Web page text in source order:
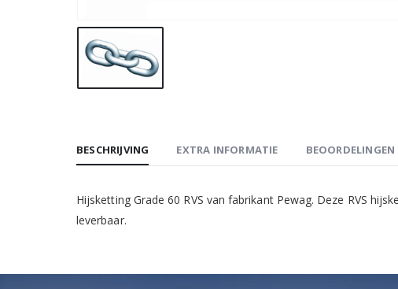
BESCHRIJVING EXTRA INFORMATIE BEOORDELINGEN
Hijsketting Grade 60 RVS van fabrikant Pewag. Deze RVS
leverbaar.